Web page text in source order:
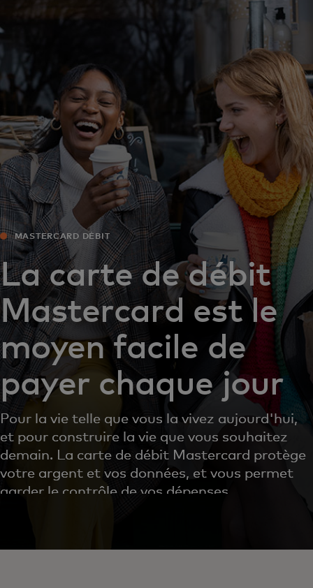
Pour vous
Pour les entreprises
Pour le monde
Pour les innovateurs
Actualités et tendances
MASTERCARD DÉBIT
La carte de débit
Mastercard est le
moyen facile de
payer chaque jour
Pour la vie telle que vous la vivez aujourd'hui,
et pour construire la vie que vous souhaitez
demain. La carte de débit Mastercard protège
votre argent et vos données, et vous permet de
garder le contrôle de vos dépenses.